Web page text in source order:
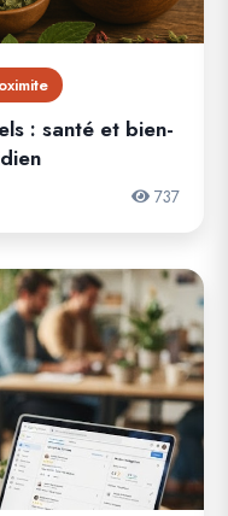
: santé et bien-
737